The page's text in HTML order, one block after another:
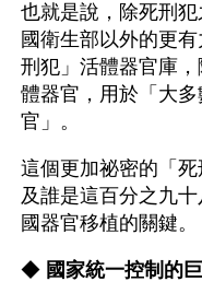
也就是說，除死刑
國衛生部以外的更
刑犯」活體器官庫
體器官，用於「大
官」。
這個更加祕密的「
及誰是這百分之九
國器官移植的關鍵。
◆ 國家統一控制的